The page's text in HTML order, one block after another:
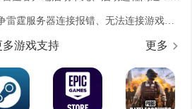
战争雷霆服务器连接报错、无法连接游戏服务器常见解决办法
多游戏支持 更多